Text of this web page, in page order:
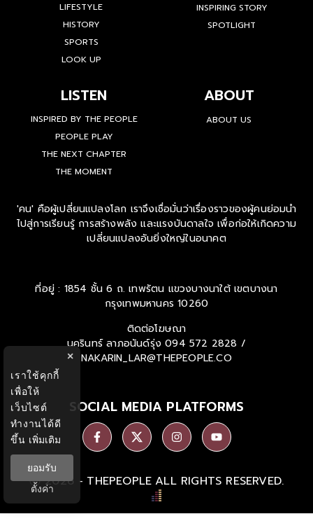
LIFESTYLE
HISTORY
SPORTS
LOOK UP
INSPIRING STORY
SPOTLIGHT
LISTEN
INSPIRED BY THE PEOPLE
PEOPLE PLAY
THE NEXT CHAPTER
THE MOMENT
ABOUT
ABOUT US
'คน' คือผู้เปลี่ยนแปลงโลก เราจึงเชื่อมั่นว่าเรื่องราวของผู้คนย่อมนำ
ไปสู่การเรียนรู้ การสร้างพลัง และแรงบันดาลใจ เพื่อก่อให้เกิดความ
เปลี่ยนแปลงอันยิ่งใหญ่ในอนาคต
ที่อยู่ : 1854 ชั้น 6 ถ. เทพรัตน แขวงบางนาใต้ เขตบางนา
กรุงเทพมหานคร 10260
ติดต่อโฆษณา
นครินทร์ ลาภอนันด์รุ่ง 094 572 2828 /
NAKARIN_LAR@THEPEOPLE.CO
SOCIAL MEDIA PLATFORMS
Ⓒ 2026 - THEPEOPLE ALL RIGHTS RESERVED.
×
เราใช้คุกกี้
เพื่อให้
เว็บไซต์
ทำงานได้ดี
ขึ้น เพิ่มเติม
ยอมรับ
ตั้งค่า